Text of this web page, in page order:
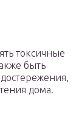
токсичные
быть
дома.